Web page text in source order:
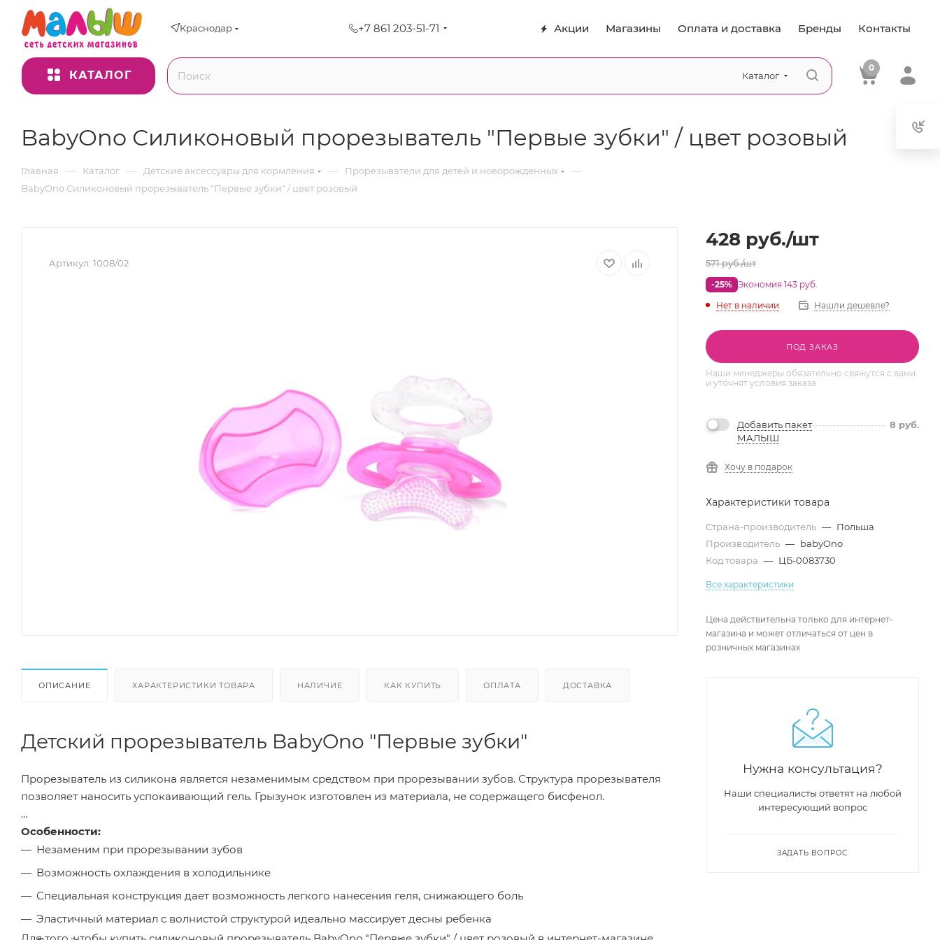
Краснодар +7 861 203-51-71 Акции Магазины Оплата и доставка Бренды Контакты
КАТАЛОГ Каталог
0
BabyOno Силиконовый прорезыватель "Первые зубки" / цвет розовый
Главная — Каталог — Детские аксессуары для кормления — Прорезыватели для детей и новорожденных —
BabyOno Силиконовый прорезыватель "Первые зубки" / цвет розовый
Артикул: 1008/02
ОПИСАНИЕ ХАРАКТЕРИСТИКИ ТОВАРА НАЛИЧИЕ КАК КУПИТЬ ОПЛАТА ДОСТАВКА
Детский прорезыватель BabyOno "Первые зубки"
Прорезыватель из силикона является незаменимым средством при прорезывании зубов. Структура прорезывателя
позволяет наносить успокаивающий гель. Грызунок изготовлен из материала, не содержащего бисфенол.
Особенности:
Незаменим при прорезывании зубов
Возможность охлаждения в холодильнике
Специальная конструкция дает возможность легкого нанесения геля, снижающего боль
Эластичный материал с волнистой структурой идеально массирует десны ребенка
428 руб./шт
571руб./шт
-25% Экономия 143 руб.
Нет в наличии
Нашли дешевле?
ПОД ЗАКАЗ
Наши менеджеры обязательно свяжутся с вами
и уточнят условия заказа
Добавить пакет
МАЛЫШ
8 руб.
Хочу в подарок
Характеристики товара
Страна-производитель — Польша
Производитель — babyOno
Код товара — ЦБ-0083730
Все характеристики
Цена действительна только для интернет-
магазина и может отличаться от цен в
розничных магазинах
Нужна консультация?
Наши специалисты ответят на любой
интересующий вопрос
ЗАДАТЬ ВОПРОС